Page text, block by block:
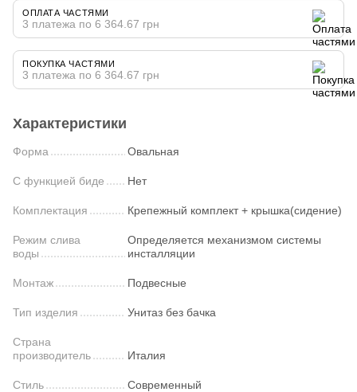
ОПЛАТА ЧАСТЯМИ
3 платежа по 6 364.67 грн
ПОКУПКА ЧАСТЯМИ
3 платежа по 6 364.67 грн
Характеристики
Форма Овальная
С функцией биде Нет
Комплектация Крепежный комплект + крышка(сидение)
Режим слива
воды
Определяется механизмом системы
инсталляции
Монтаж Подвесные
Тип изделия Унитаз без бачка
Страна
производитель
Италия
Стиль Современный